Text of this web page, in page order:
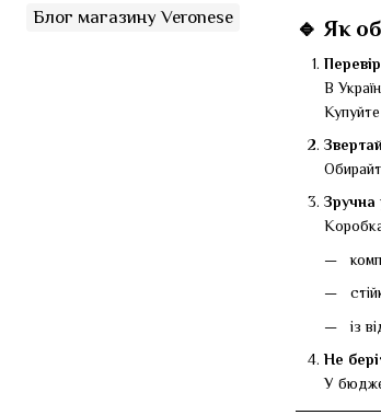
🔹 Як
В
Зручна
із
Не
У
Блог магазину Veronese